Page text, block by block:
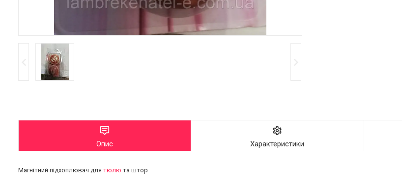
Опис Характеристики
Магнітний підхоплювач для тюлю та штор